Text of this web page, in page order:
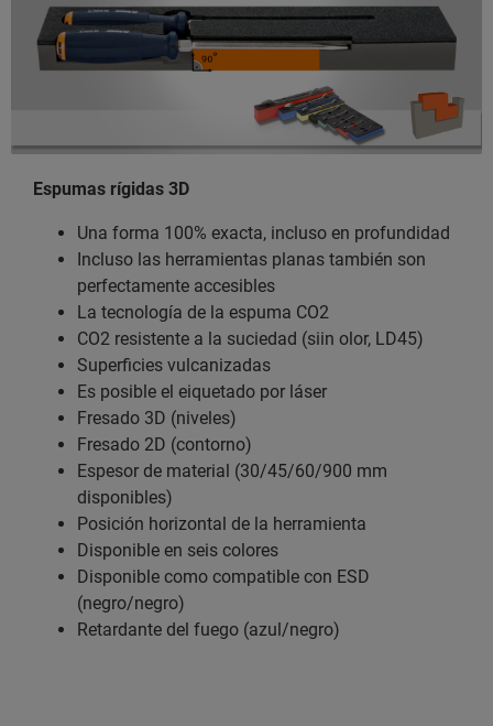
Espumas rígidas 3D
Una forma 100% exacta, incluso en profundidad
Incluso las herramientas planas también son
perfectamente accesibles
La tecnología de la espuma CO2
CO2 resistente a la suciedad (siin olor, LD45)
Superficies vulcanizadas
Es posible el eiquetado por láser
Fresado 3D (niveles)
Fresado 2D (contorno)
Espesor de material (30/45/60/900 mm
disponibles)
Posición horizontal de la herramienta
Disponible en seis colores
Disponible como compatible con ESD
(negro/negro)
Retardante del fuego (azul/negro)